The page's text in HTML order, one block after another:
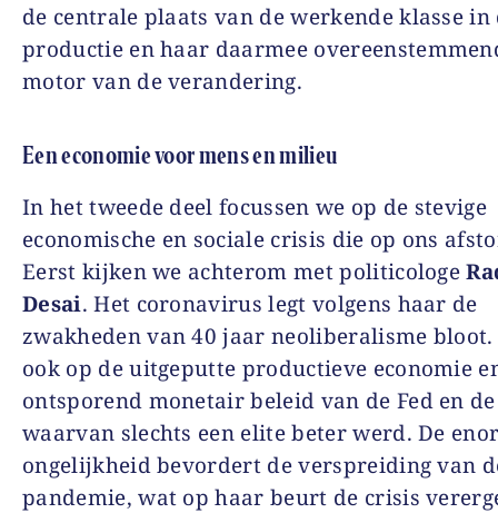
de centrale plaats van de werkende klasse in
productie en haar daarmee
motor van de verandering.
Een economie voor mens en milieu
In het tweede deel focussen we op de stevige
economische en sociale crisis die op ons
Eerst kijken we achterom met politicologe
Desai. Het coronavirus legt volgens haar de
zwakheden van 40 jaar neoliberalisme
ook op de uitgeputte productieve economie
ontsporend monetair beleid van de Fed en de
waarvan slechts een elite beter werd. De
ongelijkheid bevordert de verspreiding van
pandemie, wat op haar beurt de crisis